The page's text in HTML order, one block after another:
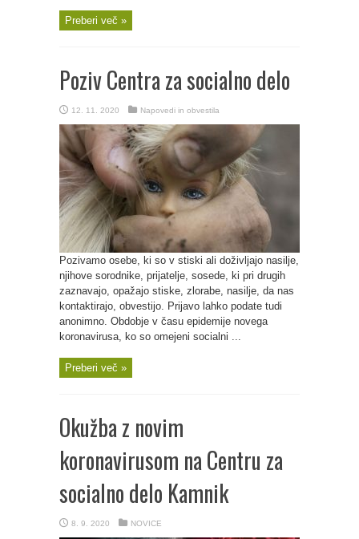
Preberi več »
Poziv Centra za socialno delo
12. 11. 2020 Napovedi in obvestila
Pozivamo osebe, ki so v stiski ali doživljajo nasilje,
njihove sorodnike, prijatelje, sosede, ki pri drugih
zaznavajo, opažajo stiske, zlorabe, nasilje, da nas
kontaktirajo, obvestijo. Prijavo lahko podate tudi
anonimno. Obdobje v času epidemije novega
koronavirusa, ko so omejeni socialni ...
Preberi več »
Okužba z novim
koronavirusom na Centru za
socialno delo Kamnik
8. 9. 2020 NOVICE